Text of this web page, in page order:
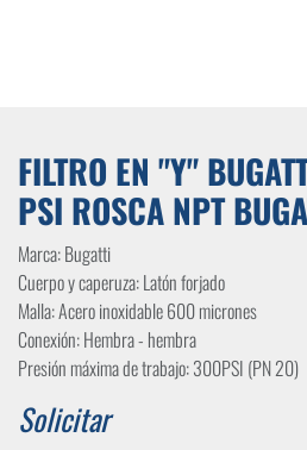
FILTRO EN "Y"
PSI ROSCA NPT
Marca: Bugatti
Cuerpo y caperuza: Latón forjado
Malla: Acero inoxidable 600 micrones
Conexión: Hembra - hembra
Presión máxima de trabajo: 300PSI (PN 20)
Solicitar